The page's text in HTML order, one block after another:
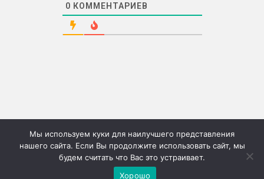
0 КОММЕНТАРИЕВ
©2026г. "Сию" Сервис коммерческих публикаций
Мы используем куки для наилучшего представления
нашего сайта. Если Вы продолжите использовать сайт, мы
будем считать что Вас это устраивает.
Хорошо